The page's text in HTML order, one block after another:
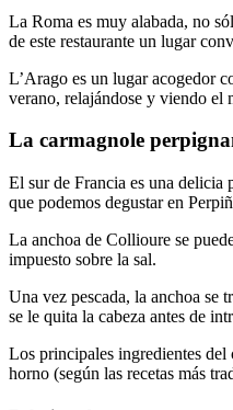
La Roma es muy alabada, no
de este restaurante un lugar
L’Arago es un lugar acogedor
verano, relajándose y viendo el
La carmagnole
El sur de Francia es una delicia
que podemos degustar en
La anchoa de Collioure se
impuesto sobre la sal.
Una vez pescada, la anchoa se
se le quita la cabeza antes de
Los principales ingredientes del
horno (según las recetas más